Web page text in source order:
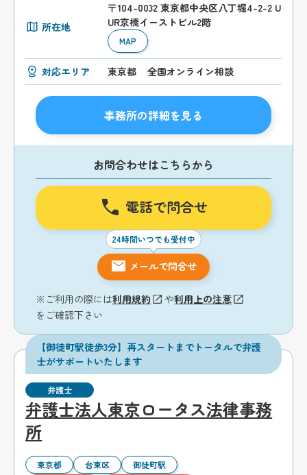
所在地
〒104-0032 東京都中央区八丁堀4-2-2 U
UR京橋イーストビル2階
MAP
対応エリア 東京都 全国オンライン相談
事務所の詳細を見る
お問合わせはこちらから
電話で問合せ
24時間いつでも受付中
メールで問合せ
※ご利用の際には利用規約 や利用上の注意
をご確認下さい
【御徒町駅徒歩3分】再スタートまでトータルで弁護
士がサポートいたします
弁護士
弁護士法人東京ロータス法律事務
所
東京都 台東区 御徒町駅